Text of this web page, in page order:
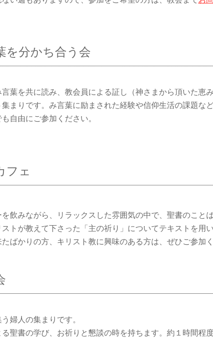
を分かち合う会
葉を共に読み、教会員による証し（神さまから頂いた
まりです。み言葉に励まされた経験や信仰生活の課題な
自由にご参加ください。
フェ
を飲みながら、リラックスした雰囲気の中で、聖書のこ
トが教えて下さった「主の祈り」についてテキストを用い
ばかりの方、キリスト教に興味のある方は、ぜひご参加く
婦人の集まりです。
聖書の学び、お祈りと懇談の時を持ちます。約１時間程